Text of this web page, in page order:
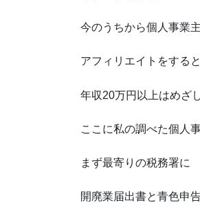
今のうちから個人事業
アフィリエイトをする
年収20万円以上はめざ
ここに私の調べた個人
まず最寄りの税務署に
開廃業届出書と青色申